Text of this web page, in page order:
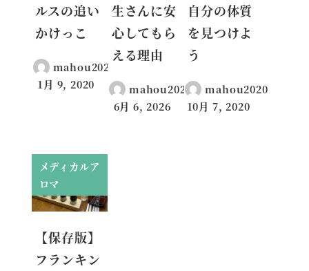
ルスの追い
かけっこ
mahou2020
投稿日
1月 9, 2020
生さんに安
心してもら
える理由
mahou2020
投稿日
6月 6, 2026
自分の体質
を見つけよ
う
mahou2020
投稿日
10月 7, 2020
メディカルア
ロマ
【保存版】
フランキン